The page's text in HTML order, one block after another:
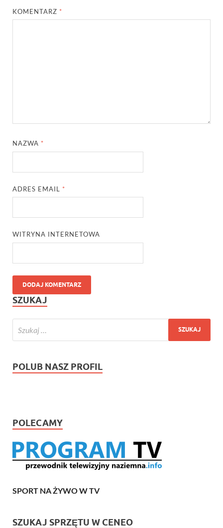
KOMENTARZ *
NAZWA *
ADRES EMAIL *
WITRYNA INTERNETOWA
SZUKAJ
POLUB NASZ PROFIL
POLECAMY
SPORT NA ŻYWO W TV
SZUKAJ SPRZĘTU W CENEO